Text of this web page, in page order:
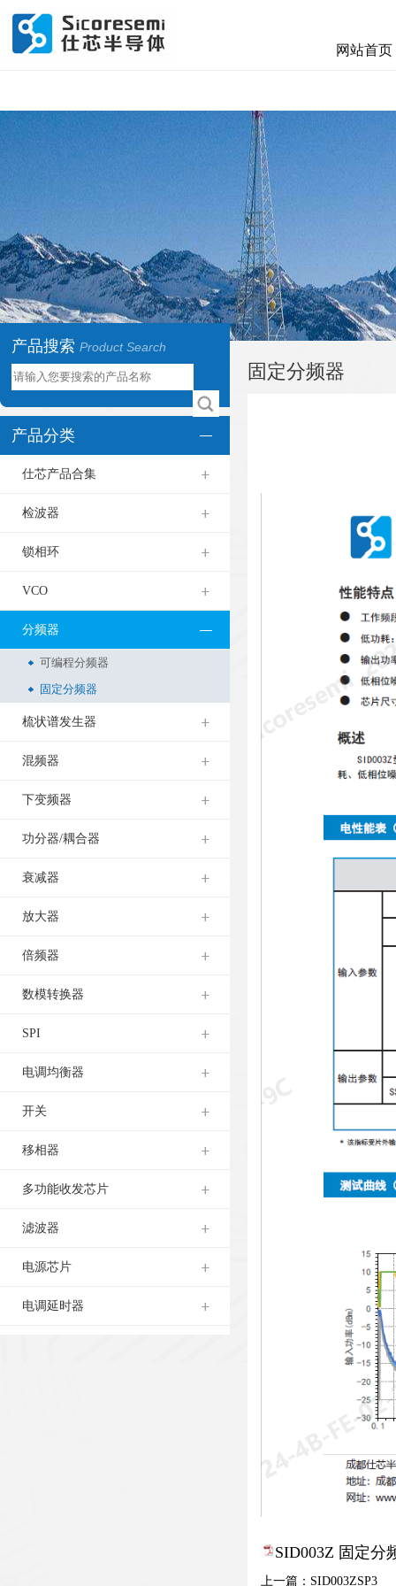
网站首页
产品搜索 Product Search
产品分类
仕芯产品合集
检波器
锁相环
VCO
分频器
可编程分频器
固定分频器
梳状谱发生器
混频器
下变频器
功分器/耦合器
衰减器
放大器
倍频器
数模转换器
SPI
电调均衡器
开关
移相器
多功能收发芯片
滤波器
电源芯片
电调延时器
固定分频器
SID003Z 固定分
上一篇： SID003ZSP3